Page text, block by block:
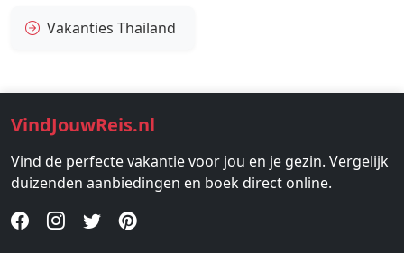
Vakanties Thailand
VindJouwReis.nl
Vind de perfecte vakantie voor jou en je gezin. Vergelijk
duizenden aanbiedingen en boek direct online.